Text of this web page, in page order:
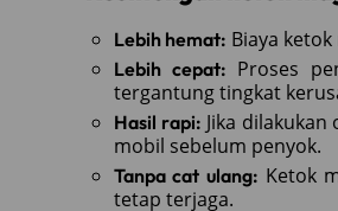
Lebih hemat: Biaya
Lebih cepat: Proses
tergantung tingkat
Hasil rapi: Jika
mobil sebelum penyok.
Tanpa cat ulang: Ketok
tetap terjaga.